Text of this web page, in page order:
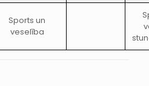
Sports un
veselība